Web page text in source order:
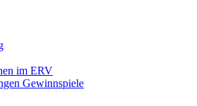
im ERV
Gewinnspiele